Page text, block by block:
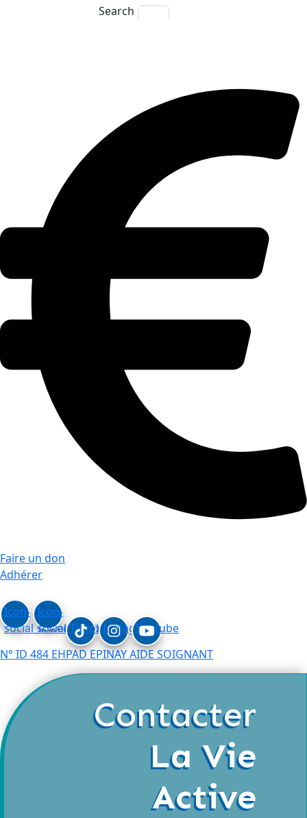
Faire un don
Adhérer
Icon-
social_linkedin
Icon-
social_facebook
TiktokInstagramYoutube
Search
N° ID 484 EHPAD EPINAY AIDE SOIGNANT
Contacter
La Vie
Active